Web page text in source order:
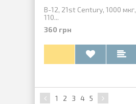
B-12, 21st Century, 1000 мкг,
110...
360 грн
1 2 3 4 5